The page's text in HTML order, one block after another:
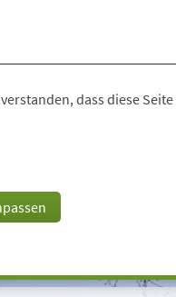
dass diese Seite